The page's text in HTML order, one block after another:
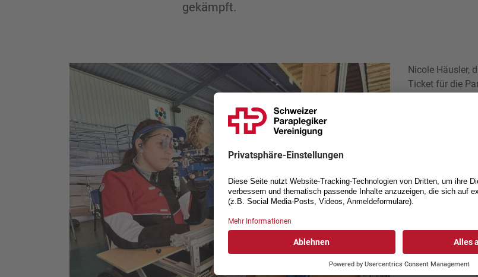
gekämpft.
Nicole Häusler,
Ticket für die
gewünscht in
10 m mit dem
Zusätzlich
Coach Walter
Potenzial
Für den
an einer WM.
Tessiner nicht
Hier geht es zu
Nicole Häusler,